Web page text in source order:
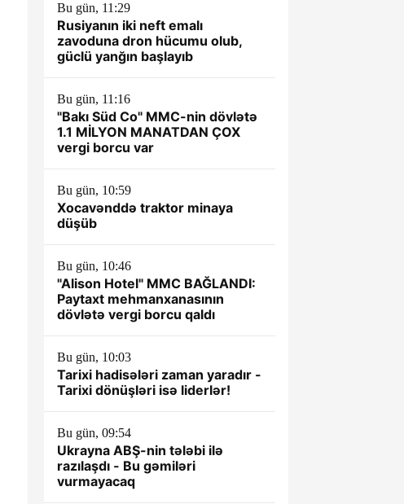
Bu gün, 11:29
Rusiyanın iki neft emalı
zavoduna dron hücumu olub,
güclü yanğın başlayıb
Bu gün, 11:16
"Bakı Süd Co" MMC-nin dövlətə
1.1 MİLYON MANATDAN ÇOX
vergi borcu var
Bu gün, 10:59
Xocavənddə traktor minaya
düşüb
Bu gün, 10:46
"Alison Hotel" MMC BAĞLANDI:
Paytaxt mehmanxanasının
dövlətə vergi borcu qaldı
Bu gün, 10:03
Tarixi hadisələri zaman yaradır -
Tarixi dönüşləri isə liderlər!
Bu gün, 09:54
Ukrayna ABŞ-nin tələbi ilə
razılaşdı - Bu gəmiləri
vurmayacaq